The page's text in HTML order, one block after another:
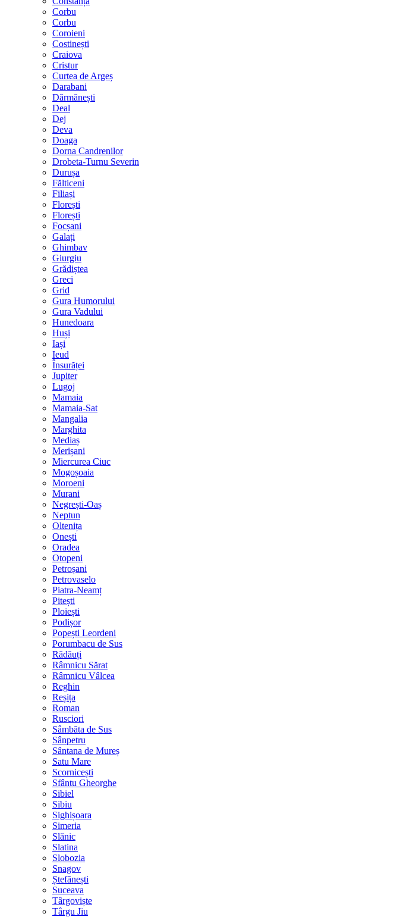
Corbu
Corbu
Coroieni
Costinești
Craiova
Cristur
Curtea de Argeș
Darabani
Dărmănești
Deal
Dej
Deva
Doaga
Dorna Candrenilor
Drobeta-Turnu Severin
Durușa
Fălticeni
Filiași
Florești
Florești
Focșani
Galați
Ghimbav
Giurgiu
Grădiștea
Greci
Grid
Gura Humorului
Gura Vadului
Hunedoara
Huși
Iași
Ieud
Însurăței
Jupiter
Lugoj
Mamaia
Mamaia-Sat
Mangalia
Marghita
Mediaș
Merișani
Miercurea Ciuc
Mogoșoaia
Moroeni
Murani
Negrești-Oaș
Neptun
Oltenița
Onești
Oradea
Otopeni
Petroșani
Petrovaselo
Piatra-Neamț
Pitești
Ploiești
Podișor
Popești Leordeni
Porumbacu de Sus
Rădăuți
Râmnicu Sărat
Râmnicu Vâlcea
Reghin
Reșița
Roman
Rusciori
Sâmbăta de Sus
Sânpetru
Sântana de Mureș
Satu Mare
Scornicești
Sfântu Gheorghe
Sibiel
Sibiu
Sighișoara
Simeria
Slănic
Slatina
Slobozia
Snagov
Ștefănești
Suceava
Târgoviște
Târgu Jiu